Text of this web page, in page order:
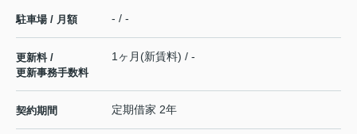
駐車場 / 月額 - / -
更新料 /
更新事務手数料
1ヶ月(新賃料) / -
契約期間 定期借家 2年